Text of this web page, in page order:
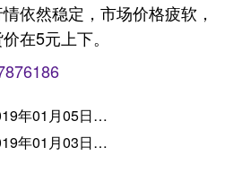
依然稳定，市场价格疲软，
在5元上下。
01月05日快讯
01月03日快讯